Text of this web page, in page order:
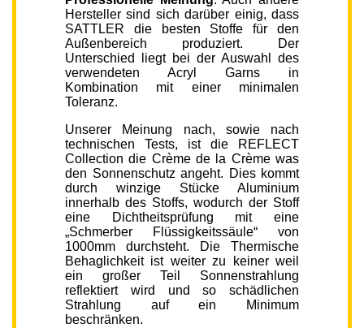
Hersteller sind sich darüber einig, dass
SATTLER die besten Stoffe für den
Außenbereich produziert. Der
Unterschied liegt bei der Auswahl des
verwendeten Acryl Garns in
Kombination mit einer minimalen
Toleranz.
Unserer Meinung nach, sowie nach
technischen Tests, ist die REFLECT
Collection die Crème de la Crème was
den Sonnenschutz angeht. Dies kommt
durch winzige Stücke Aluminium
innerhalb des Stoffs, wodurch der Stoff
eine Dichtheitsprüfung mit eine
„Schmerber Flüssigkeitssäule“ von
1000mm durchsteht. Die Thermische
Behaglichkeit ist weiter zu keiner weil
ein großer Teil Sonnenstrahlung
reflektiert wird und so schädlichen
Strahlung auf ein Minimum
beschränken.